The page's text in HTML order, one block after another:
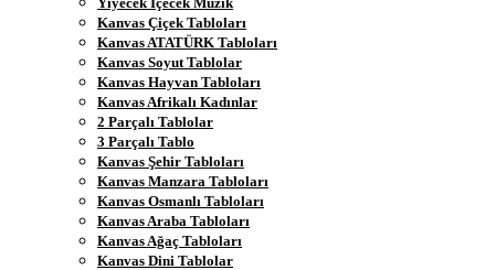
Kanvas Çiçek Tabloları
Kanvas ATATÜRK Tabloları
Kanvas Soyut Tablolar
Kanvas Hayvan Tabloları
Kanvas Afrikalı Kadınlar
2 Parçalı Tablolar
3 Parçalı Tablo
Kanvas Şehir Tabloları
Kanvas Manzara Tabloları
Kanvas Osmanlı Tabloları
Kanvas Araba Tabloları
Kanvas Ağaç Tabloları
Kanvas Dini Tablolar